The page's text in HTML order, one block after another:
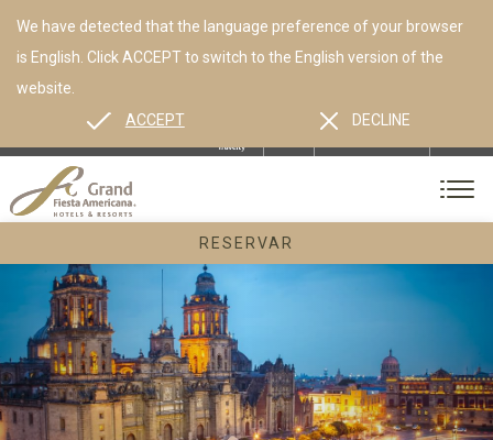
RESERVAR
We have detected that the language preference of your browser
is English. Click ACCEPT to switch to the English version of the
website.
ACCEPT
DECLINE